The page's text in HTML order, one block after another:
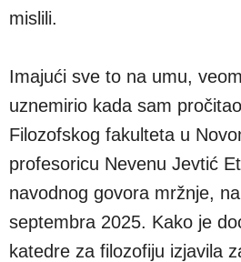
mislili.
Imajući sve to na umu,
uznemirio kada sam
Filozofskog fakulteta u
profesoricu Nevenu Jevtić
navodnog govora mržnje,
septembra 2025. Kako je
katedre za filozofiju izjavila